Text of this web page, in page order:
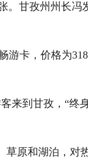
甘孜州州长
卡，价格为
来到甘孜，“
原和湖泊，对